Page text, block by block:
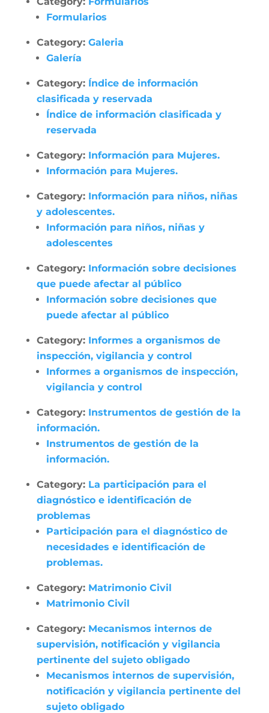
Formularios
Category: Galeria
Galería
Category: Índice de información
clasificada y reservada
Índice de información clasificada y
reservada
Category: Información para Mujeres.
Información para Mujeres.
Category: Información para niños, niñas
y adolescentes.
Información para niños, niñas y
adolescentes
Category: Información sobre decisiones
que puede afectar al público
Información sobre decisiones que
puede afectar al público
Category: Informes a organismos de
inspección, vigilancia y control
Informes a organismos de inspección,
vigilancia y control
Category: Instrumentos de gestión de la
información.
Instrumentos de gestión de la
información.
Category: La participación para el
diagnóstico e identificación de
problemas
Participación para el diagnóstico de
necesidades e identificación de
problemas.
Category: Matrimonio Civil
Matrimonio Civil
Category: Mecanismos internos de
supervisión, notificación y vigilancia
pertinente del sujeto obligado
Mecanismos internos de supervisión,
notificación y vigilancia pertinente del
sujeto obligado